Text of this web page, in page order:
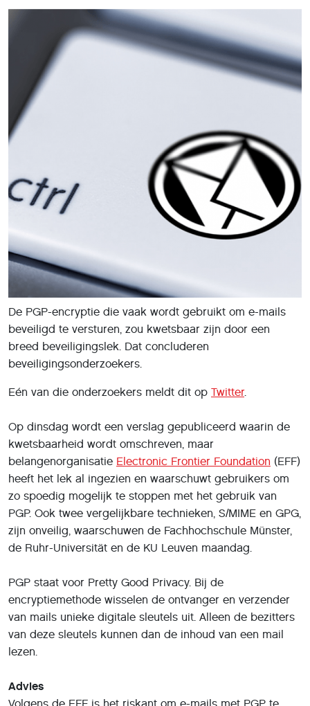
Deel dit artikel
breed beveiligingslek. Dat concluderen
beveiligingsonderzoekers.
Eén van die onderzoekers meldt dit opTwitter.
Op dinsdag wordt een verslag gepubliceerd waarin de
kwetsbaarheid wordt omschreven, maar
belangenorganisatie
Electronic Frontier Foundation
heeft het lek al ingezien en waarschuwt gebruikers om
zo spoedig mogelijk te stoppen met het gebruik van
PGP. Ook twee vergelijkbare technieken, S/MIME en GPG,
zijn onveilig, waarschuwen de Fachhochschule Münster,
de Ruhr-Universität en de KU Leuven maandag.
PGP staat voor Pretty Good Privacy. Bij de
encryptiemethode wisselen de ontvanger en verzender
van mails unieke digitale sleutels uit. Alleen de bezitters
lezen.
Advies
Volgens de EFF is het riskant om e-mails met PGP te
lezen en te versturen. Ze raden gebruikers aan om
te gebruiken, zoals de chatdienst Signal.
Het Nederlandse OM kraakte afgelopen jaar 3,6 miljoen
versleutelde berichten van het Nederlandse bedrijf
Ennetcom, waarbij ook PGP werd gebruikt ter
versleuteling. De politie had op een niet nader
genoemde wijze de encryptiesleutels bemachtigd.
De berichten waren afkomstig van een bedrijf dat
verkocht.